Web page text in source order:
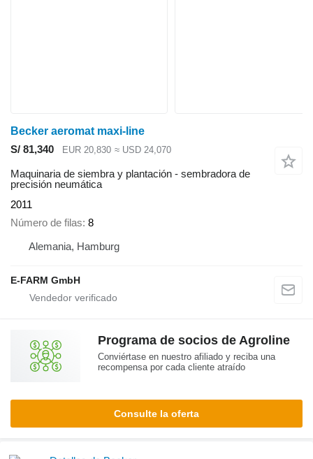
Becker aeromat maxi-line
S/ 81,340
EUR 20,830 ≈ USD 24,070
Maquinaria de siembra y plantación - sembradora de
precisión neumática
2011
Número de filas 8
Alemania, Hamburg
E-FARM GmbH
Programa de socios de Agroline
Conviértase en nuestro afiliado y reciba una
recompensa por cada cliente atraído
Consulte la oferta